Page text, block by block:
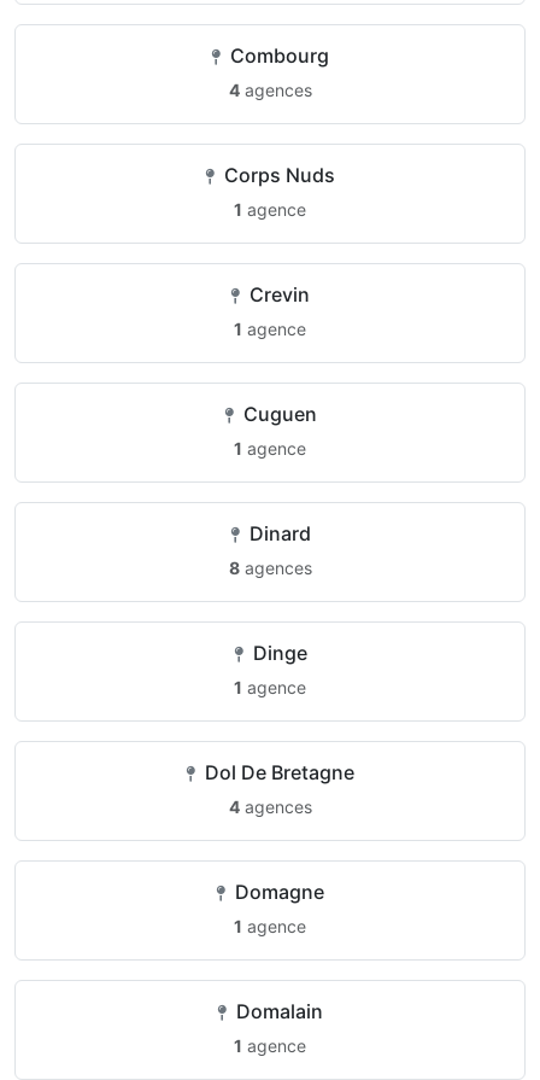
Combourg
4agences
Corps Nuds
1 agence
Crevin
1 agence
Cuguen
1 agence
Dinard
8agences
Dinge
1 agence
Dol De Bretagne
4agences
Domagne
1 agence
Domalain
1 agence